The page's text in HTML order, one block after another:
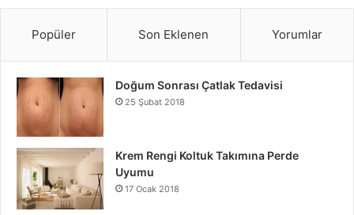
Popüler Son Eklenen Yorumlar
Doğum Sonrası Çatlak Tedavisi
25 Şubat 2018
Krem Rengi Koltuk Takımına Perde
Uyumu
17 Ocak 2018